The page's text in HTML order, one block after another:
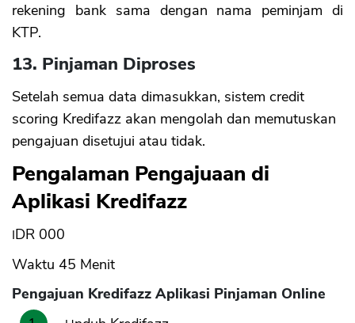
rekening bank sama dengan nama peminjam di
KTP.
13. Pinjaman Diproses
Setelah semua data dimasukkan, sistem credit
scoring Kredifazz akan mengolah dan memutuskan
pengajuan disetujui atau tidak.
Pengalaman Pengajuaan di
Aplikasi Kredifazz
IDR 000
Waktu 45 Menit
Pengajuan Kredifazz Aplikasi Pinjaman Online